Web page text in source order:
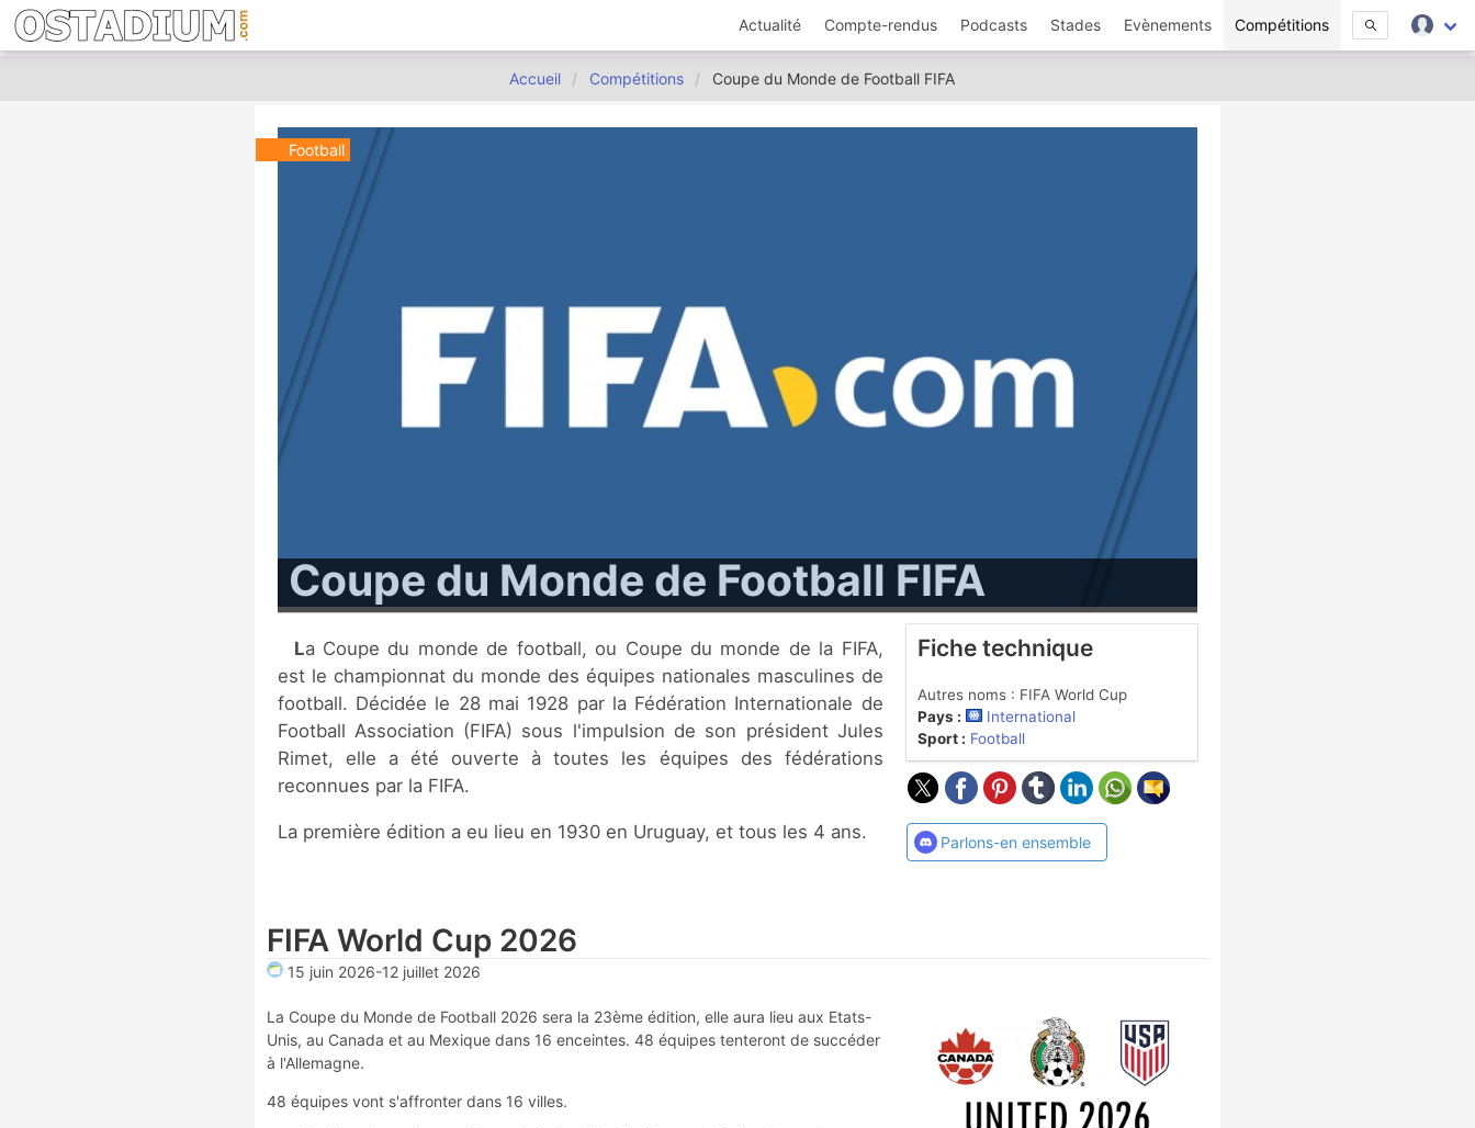
Actualité Compte-rendus Podcasts Stades Evènements Compétitions
Accueil Compétitions Coupe du Monde de Football FIFA
Football
Coupe du Monde de Football FIFA
La Coupe du monde de football, ou Coupe du monde de la FIFA,
est le championnat du monde des équipes nationales masculines de
football. Décidée le 28 mai 1928 par la Fédération Internationale de
Football Association (FIFA) sous l'impulsion de son président Jules
Rimet, elle a été ouverte à toutes les équipes des fédérations
reconnues par la FIFA.
La première édition a eu lieu en 1930 en Uruguay, et tous les 4 ans.
Fiche technique
Autres noms : FIFA World Cup
Pays :
International
Sport : Football
Parlons-en ensemble
FIFA World Cup 2026
15 juin 2026-12 juillet 2026
La Coupe du Monde de Football 2026 sera la 23ème édition, elle aura lieu aux Etats-
Unis, au Canada et au Mexique dans 16 enceintes. 48 équipes tenteront de succéder
à l'Allemagne.
48 équipes vont s'affronter dans 16 villes.